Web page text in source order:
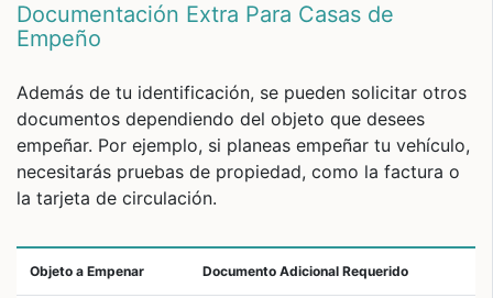
Documentación Extra Para Casas de
Empeño
Además de tu identificación, se pueden solicitar otros
documentos dependiendo del objeto que desees
empeñar. Por ejemplo, si planeas empeñar tu vehículo,
necesitarás pruebas de propiedad, como la factura o
la tarjeta de circulación.
Objeto a Empenar Documento Adicional Requerido